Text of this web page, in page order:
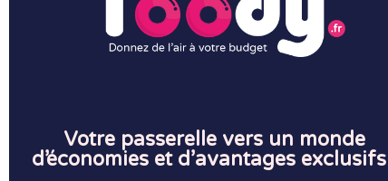
Votre passerelle vers un monde
d’économies et d’avantages